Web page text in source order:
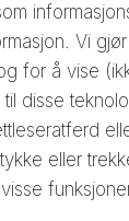
Vi
for å vise
disse
eller